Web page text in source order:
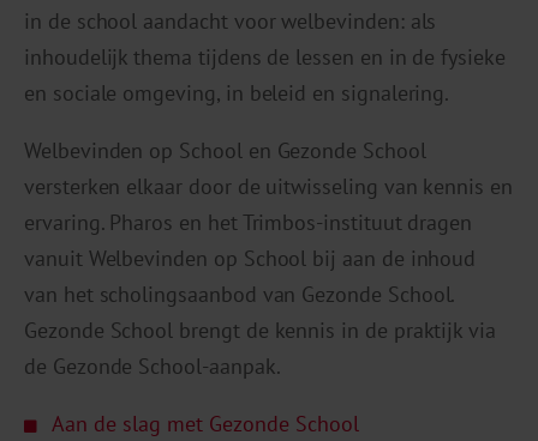
in de school aandacht voor welbevinden: als
inhoudelijk thema tijdens de lessen en in de fysieke
en sociale omgeving, in beleid en signalering.
Welbevinden op School en Gezonde School
versterken elkaar door de uitwisseling van kennis en
ervaring. Pharos en het Trimbos-instituut dragen
vanuit Welbevinden op School bij aan de inhoud
van het scholingsaanbod van Gezonde School.
Gezonde School brengt de kennis in de praktijk via
de Gezonde School-aanpak.
Aan de slag met Gezonde School